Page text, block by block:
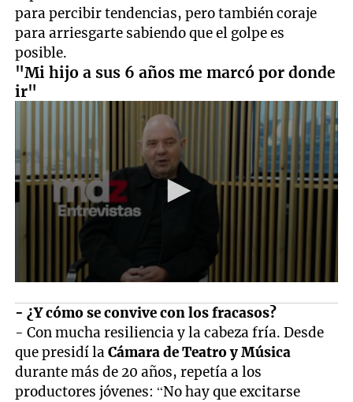
para percibir tendencias, pero también coraje
para arriesgarte sabiendo que el golpe es
posible.
"Mi hijo a sus 6 años me marcó por donde
ir"
- ¿Y cómo se convive con los fracasos?
- Con mucha resiliencia y la cabeza fría. Desde
que presidí laCámara de Teatro y Música
durante más de 20 años, repetía a los
productores jóvenes: “No hay que excitarse